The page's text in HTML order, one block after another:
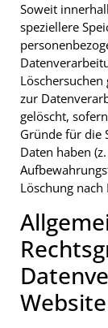
Soweit
speziellere
zur
gelöscht,
Gründe für die
Daten haben
Löschung
Website